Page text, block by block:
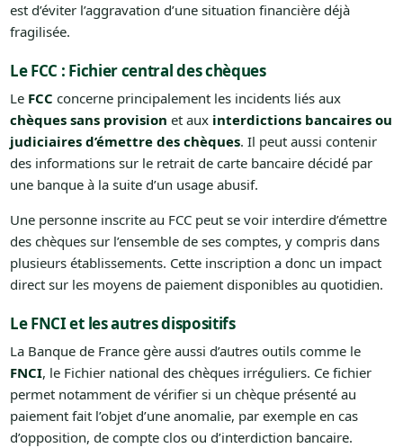
est d’éviter l’aggravation d’une situation financière déjà
fragilisée.
Le FCC : Fichier central des chèques
Le FCC concerne principalement les incidents liés aux
chèques sans provision et aux interdictions bancaires ou
judiciaires d’émettre des chèques. Il peut aussi contenir
des informations sur le retrait de carte bancaire décidé par
une banque à la suite d’un usage abusif.
Une personne inscrite au FCC peut se voir interdire d’émettre
des chèques sur l’ensemble de ses comptes, y compris dans
plusieurs établissements. Cette inscription a donc un impact
direct sur les moyens de paiement disponibles au quotidien.
Le FNCI et les autres dispositifs
La Banque de France gère aussi d’autres outils comme le
FNCI, le Fichier national des chèques irréguliers. Ce fichier
permet notamment de vérifier si un chèque présenté au
paiement fait l’objet d’une anomalie, par exemple en cas
d’opposition, de compte clos ou d’interdiction bancaire.